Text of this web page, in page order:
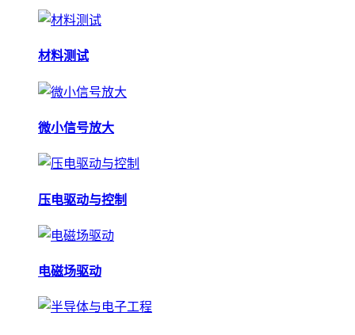
材料测试
微小信号放大
压电驱动与控制
电磁场驱动